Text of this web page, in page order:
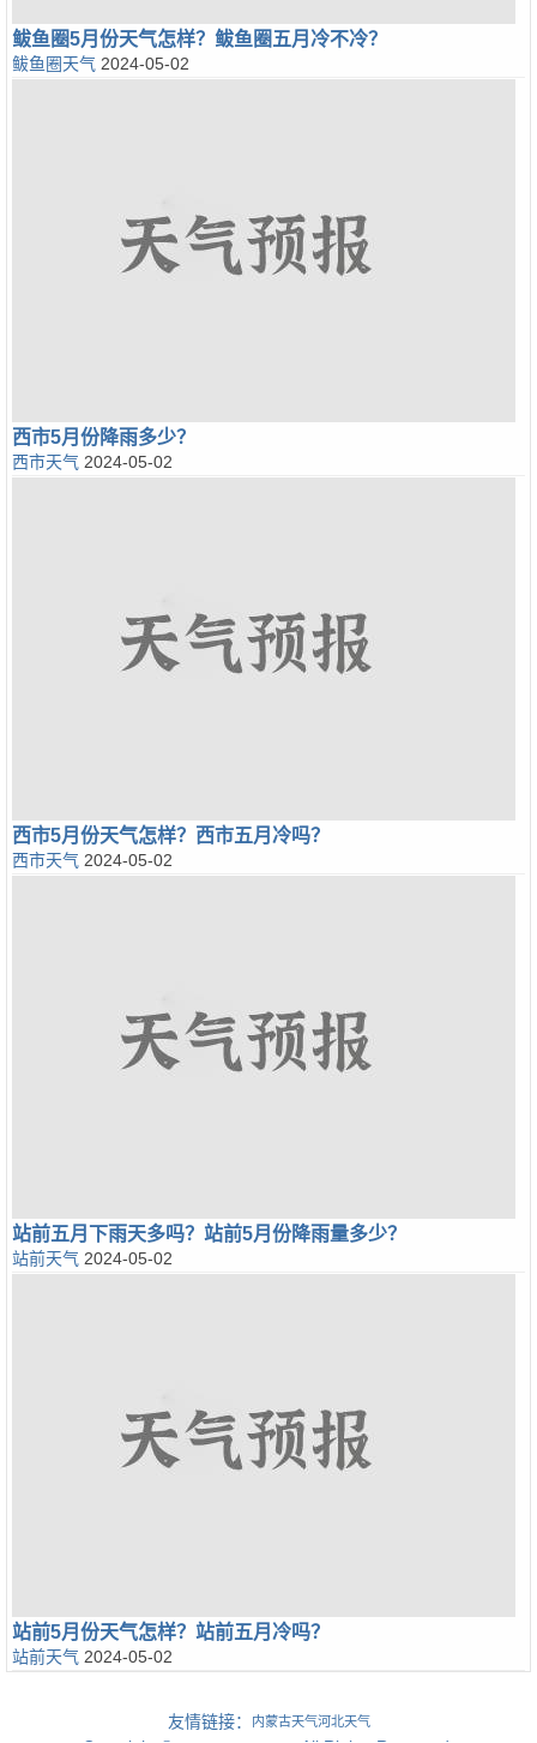
鲅鱼圈5月份天气怎样？鲅鱼圈五月冷不冷？
鲅鱼圈天气 2024-05-02
西市5月份降雨多少？
西市天气 2024-05-02
西市5月份天气怎样？西市五月冷吗？
西市天气 2024-05-02
站前五月下雨天多吗？站前5月份降雨量多少？
站前天气 2024-05-02
站前5月份天气怎样？站前五月冷吗？
站前天气 2024-05-02
友情链接： 内蒙古天气河北天气